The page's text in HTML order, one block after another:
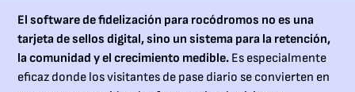
El software de fidelización para rocódromos no es una
tarjeta de sellos digital, sino un sistema para la retención,
la comunidad y el crecimiento medible. Es especialmente
eficaz donde los visitantes de pase diario se convierten en